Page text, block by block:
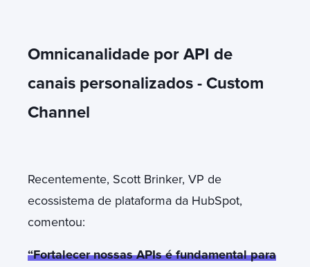
Omnicanalidade por API de
canais personalizados - Custom
Channel
Recentemente, Scott Brinker, VP de
ecossistema de plataforma da HubSpot,
comentou:
“Fortalecer nossas APIs é fundamental para